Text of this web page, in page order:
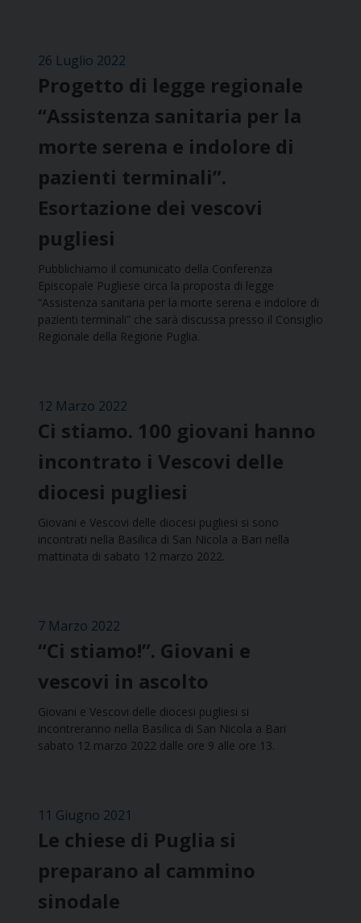
26 Luglio 2022
Progetto di legge regionale
“Assistenza sanitaria per la
morte serena e indolore di
pazienti terminali”.
Esortazione dei vescovi
pugliesi
Pubblichiamo il comunicato della Conferenza
Episcopale Pugliese circa la proposta di legge
“Assistenza sanitaria per la morte serena e indolore di
pazienti terminali” che sarà discussa presso il Consiglio
Regionale della Regione Puglia.
12 Marzo 2022
Ci stiamo. 100 giovani hanno
incontrato i Vescovi delle
diocesi pugliesi
Giovani e Vescovi delle diocesi pugliesi si sono
incontrati nella Basilica di San Nicola a Bari nella
mattinata di sabato 12 marzo 2022.
7 Marzo 2022
“Ci stiamo!”. Giovani e
vescovi in ascolto
Giovani e Vescovi delle diocesi pugliesi si
incontreranno nella Basilica di San Nicola a Bari
sabato 12 marzo 2022 dalle ore 9 alle ore 13.
11 Giugno 2021
Le chiese di Puglia si
preparano al cammino
sinodale